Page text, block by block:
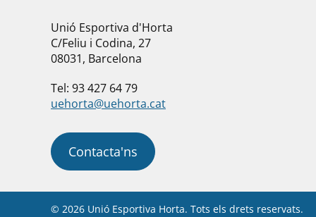
Unió Esportiva d'Horta
C/Feliu i Codina, 27
08031, Barcelona
Tel: 93 427 64 79
uehorta@uehorta.cat
Contacta'ns
© 2026 Unió Esportiva Horta. Tots els drets reservats.